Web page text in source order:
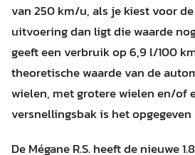
van 250 km/u, als je kiest voor
uitvoering dan ligt die waarde
geeft een verbruik op 6,9 l/100
theoretische waarde van de
wielen, met grotere wielen en/of
versnellingsbak is het
De Mégane R.S. heeft de nieuwe